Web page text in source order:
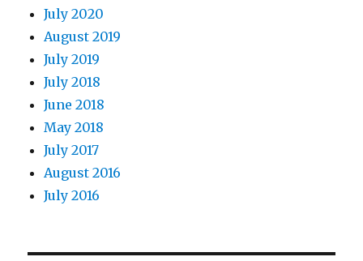
July 2020
August 2019
July 2019
July 2018
June 2018
May 2018
July 2017
August 2016
July 2016